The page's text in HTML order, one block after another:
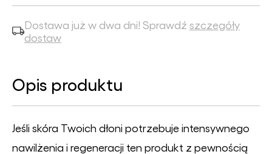
Dostawa już w dwa dni! Sprawdź szczegóły
dostaw
Opis produktu
Jeśli skóra Twoich dłoni potrzebuje intensywnego
nawilżenia i regeneracji ten produkt z pewnością